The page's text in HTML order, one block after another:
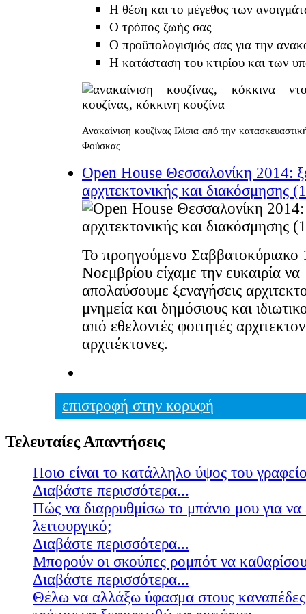
Η θέση και το μέγεθος των
Ο τρόπος ζωής σας
Ο προϋπολογισμός σας για την
Η κατάσταση του κτιρίου και των
Ανακαίνιση κουζίνας Ιλίσια από την
Φούσκας
Open House Θεσσαλονίκη 2014:
αρχιτεκτονικής και διακόσμησης
Το προηγούμενο
Νοεμβρίου είχαμε την ευκαιρία να
απολαύσουμε ξεναγήσεις
μνημεία και δημόσιους και
από εθελοντές φοιτητές
αρχιτέκτονες.
επιστροφή στην κορυφή
Τελευταίες Απαντήσεις
Ποιο είναι το κατάλληλο ύψος του
Διαβάστε περισσότερα...
Πώς να διαρρυθμίσω το μπάνιο μου για να
λειτουργικό;
Διαβάστε περισσότερα...
Μπορούν οι σκούπες ρομπότ να
Διαβάστε περισσότερα...
Θέλω να αλλάξω ύφασμα στους